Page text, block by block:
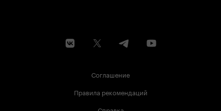
Соглашение
Правила рекомендаций